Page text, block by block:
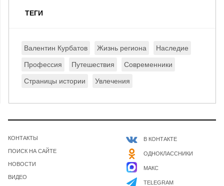
ТЕГИ
Валентин Курбатов Жизнь региона Наследие
Профессия Путешествия Современники
Страницы истории Увлечения
КОНТАКТЫ
ПОИСК НА САЙТЕ
НОВОСТИ
ВИДЕО
В КОНТАКТЕ
ОДНОКЛАССНИКИ
МАКС
TELEGRAM